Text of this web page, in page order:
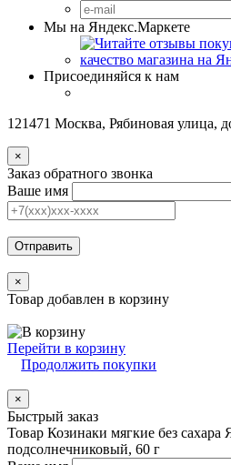
Мы на Яндекс.Маркете
Присоединяйся к нам
121471 Москва, Рябиновая улица,
×
Заказ обратного звонка
Ваше имя
Отправить
×
Товар добавлен в корзину
Перейти в корзину
Продолжить покупки
×
Быстрый заказ
Товар Козинаки мягкие без
подсолнечниковый, 60 г